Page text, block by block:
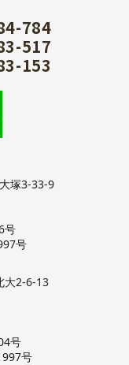
784
517
153
塚3-33-9
号
号
2-6-13
号
号